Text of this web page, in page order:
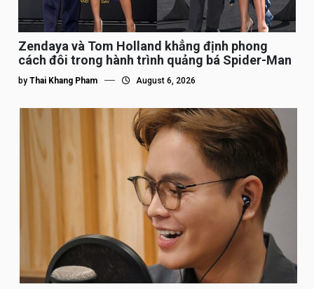
Zendaya và Tom Holland khẳng định phong
cách đôi trong hành trình quảng bá Spider-Man
by Thai Khang Pham August 6, 2026